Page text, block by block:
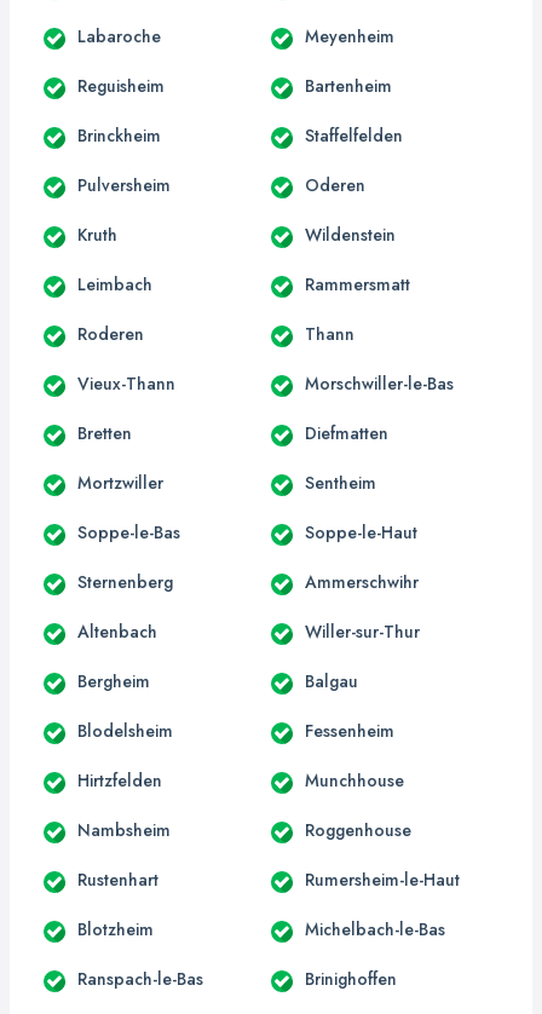
Labaroche Meyenheim
Reguisheim Bartenheim
Brinckheim Staffelfelden
Pulversheim Oderen
Kruth Wildenstein
Leimbach Rammersmatt
Roderen Thann
Vieux-Thann Morschwiller-le-Bas
Bretten Diefmatten
Mortzwiller Sentheim
Soppe-le-Bas Soppe-le-Haut
Sternenberg Ammerschwihr
Altenbach Willer-sur-Thur
Bergheim Balgau
Blodelsheim Fessenheim
Hirtzfelden Munchhouse
Nambsheim Roggenhouse
Rustenhart Rumersheim-le-Haut
Blotzheim Michelbach-le-Bas
Ranspach-le-Bas Brinighoffen